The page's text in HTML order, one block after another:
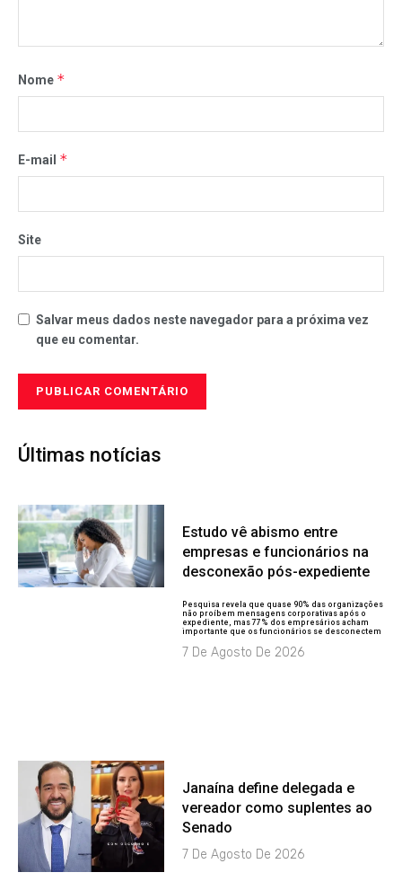
Nome *
E-mail *
Site
Salvar meus dados neste navegador para a próxima vez
que eu comentar.
Últimas notícias
Estudo vê abismo entre
empresas e funcionários na
desconexão pós-expediente
Pesquisa revela que quase 90% das organizações
não proíbem mensagens corporativas após o
expediente, mas 77% dos empresários acham
importante que os funcionários se desconectem
7 De Agosto De 2026
Janaína define delegada e
vereador como suplentes ao
Senado
7 De Agosto De 2026